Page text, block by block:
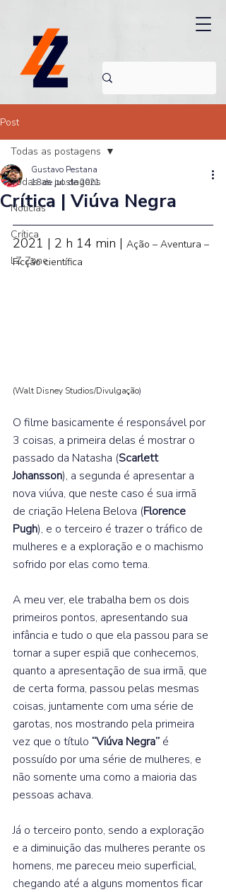
Post
Todas as postagens
Noticias
Crítica
LZ Zone
Todas as postagens
Crítica | Viúva Negra
Gustavo Pestana
18 de jul. de 2021
2021 | 2 h 14 min | Ação – Aventura –
Ficção científica
(Walt Disney Studios/Divulgação)
O filme basicamente é responsável por
3 coisas, a primeira delas é mostrar o
passado da Natasha (Scarlett
Johansson), a segunda é apresentar a
nova viúva, que neste caso é sua irmã
de criação Helena Belova (Florence
Pugh), e o terceiro é trazer o tráfico de
mulheres e a exploração e o machismo
sofrido por elas como tema.
A meu ver, ele trabalha bem os dois
primeiros pontos, apresentando sua
infância e tudo o que ela passou para se
tornar a super espiã que conhecemos,
quanto a apresentação de sua irmã, que
de certa forma, passou pelas mesmas
coisas, juntamente com uma série de
garotas, nos mostrando pela primeira
vez que o título “Viúva Negra” é
possuído por uma série de mulheres, e
não somente uma como a maioria das
pessoas achava.
Já o terceiro ponto, sendo a exploração
e a diminuição das mulheres perante os
homens, me pareceu meio superficial,
chegando até a alguns momentos ficar